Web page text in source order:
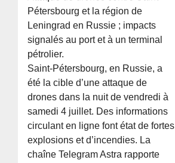
Pétersbourg et la région de
Leningrad en Russie ; impacts
signalés au port et à un terminal
pétrolier.
Saint-Pétersbourg, en Russie, a
été la cible d’une attaque de
drones dans la nuit de vendredi à
samedi 4 juillet. Des informations
circulant en ligne font état de fortes
explosions et d’incendies. La
chaîne Telegram Astra rapporte